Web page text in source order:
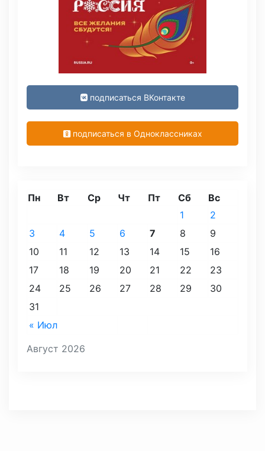
подписаться ВКонтакте
подписаться в Одноклассниках
Август 2026
Пн Вт Ср Чт Пт Сб Вс
« Июл
1
2
3
4 5 6 7 8
9
10
11 12 13 14 15
16
17
18 19 20 21 22
23
24
25 26 27 28 29
30
31